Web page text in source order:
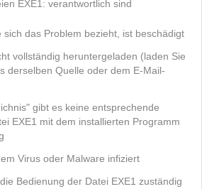
EXE1: verantwortlich sind
sich das Problem bezieht, ist beschädigt
vollständig heruntergeladen (laden Sie
derselben Quelle oder dem E-Mail-
gibt es keine entsprechende
EXE1 mit dem installierten Programm
Virus oder Malware infiziert
Bedienung der Datei EXE1 zuständig